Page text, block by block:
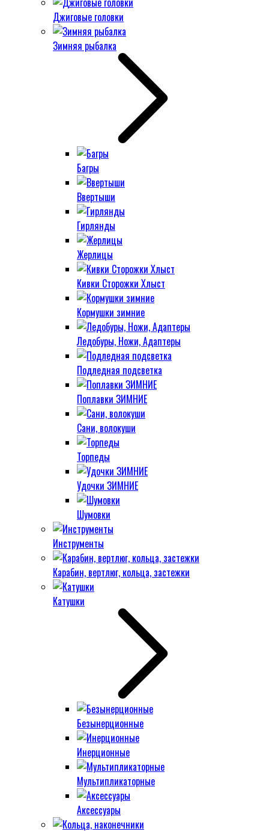
Джиговые головки
Зимняя рыбалка
Багры
Ввертыши
Гирлянды
Жерлицы
Кивки Сторожки Хлыст
Кормушки зимние
Ледобуры, Ножи, Адаптеры
Подледная подсветка
Поплавки ЗИМНИЕ
Сани, волокуши
Торпеды
Удочки ЗИМНИЕ
Шумовки
Инструменты
Карабин, вертлюг, кольца, застежки
Катушки
Безынерционные
Инерционные
Мультипликаторные
Аксессуары